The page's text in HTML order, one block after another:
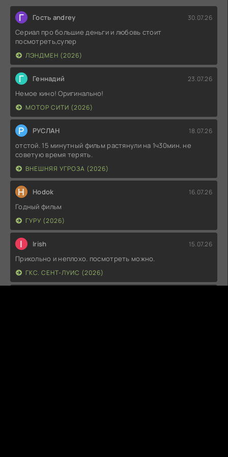
Г Гость andrey 30.07.26
Сериал про большие деньги и любовь стоит
посмотреть,супер
ЛЭНДМЕН (2026)
Г Геннадий 23.07.26
Немое кино! Оригинально!
МОТОР СИТИ (2026)
Р РУСЛАН 18.07.26
отстой. 15 минутный фильм растянули на 1ч30мин. не
советую время терять.
ВНЕШНЯЯ УГРОЗА (2026)
H Hodok 16.07.26
Годный фильм
ГУРУ (2026)
I Irish 15.07.26
Прикольно и неплохо. посмотреть можно.
ГКС. СЕНТ-ЛУИС (2026)